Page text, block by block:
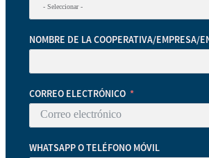
NOMBRE DE LA COOPERATIVA/EMPRESA/
CORREO ELECTRÓNICO
WHATSAPP O TELÉFONO MÓVIL